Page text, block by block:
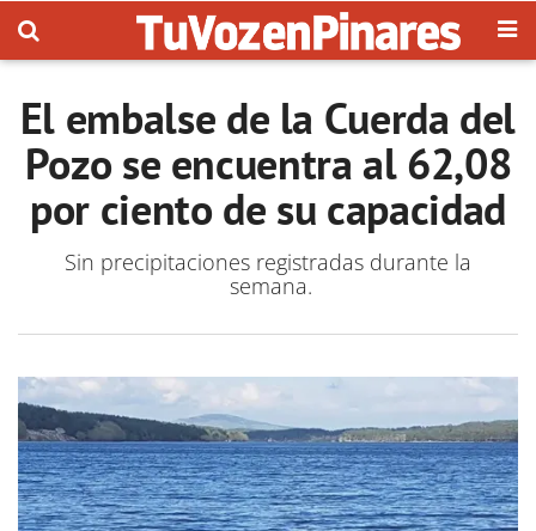
El embalse de la Cuerda del
Pozo se encuentra al 62,08
por ciento de su capacidad
Sin precipitaciones registradas durante la
semana.